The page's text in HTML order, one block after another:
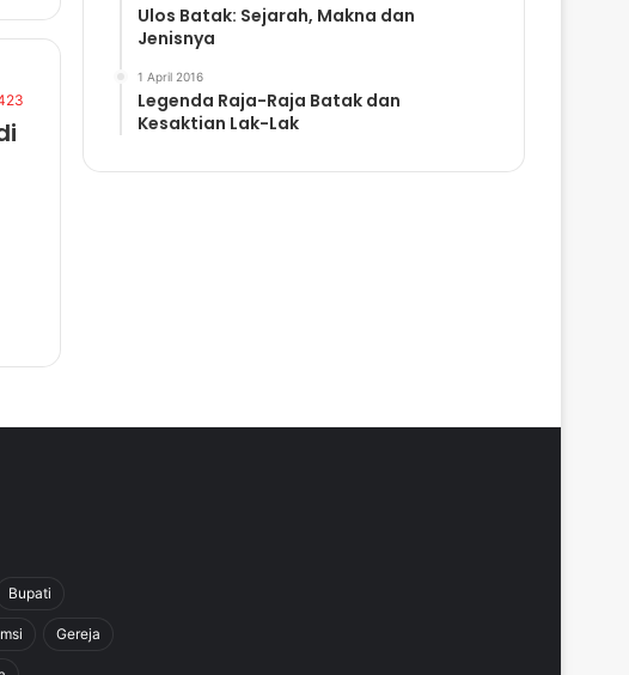
Ulos Batak: Sejarah, Makna dan
Jenisnya
1 April 2016
Legenda Raja-Raja Batak dan
Kesaktian Lak-Lak
Bupati
Gereja